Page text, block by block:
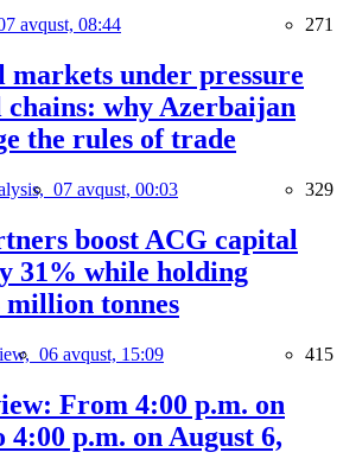
avqust, 08:44 271
under pressure
why Azerbaijan
the rules of trade
07 avqust, 00:03 329
boost ACG capital
31% while holding
million tonnes
06 avqust, 15:09 415
From 4:00 p.m. on
4:00 p.m. on August 6,